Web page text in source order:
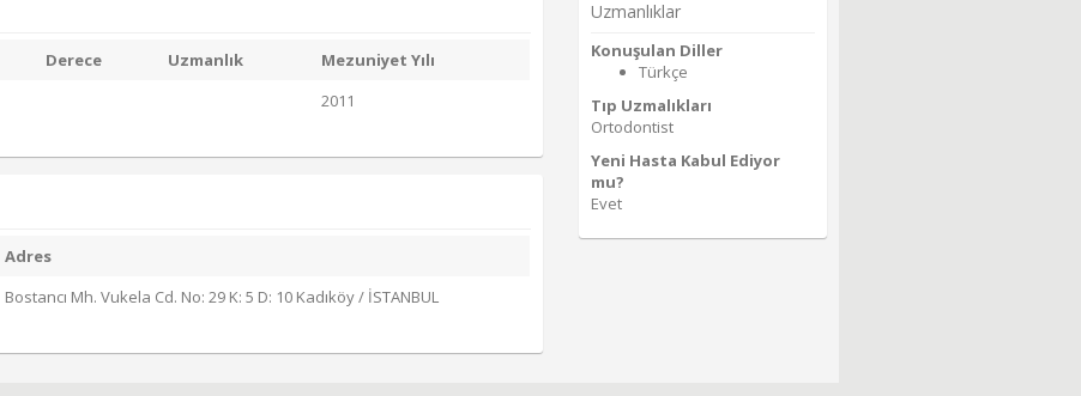
Uzmanlıklar
Konuşulan Diller
Türkçe
Tıp Uzmalıkları
Ortodontist
Yeni Hasta Kabul Ediyor
mu?
Evet
Derece Uzmanlık
Mezuniyet Yılı
2011
Adres
Bostancı Mh. Vukela Cd. No: 29 K: 5 D: 10 Kadıköy / İSTANBUL